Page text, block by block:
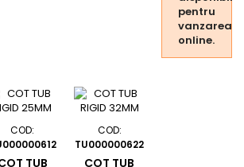
ghidajul
cablurilor si
conductorilor
electrici.
pentru
vanzarea
online.
COD:
TUB
COD:
TU000000622
COT TUB